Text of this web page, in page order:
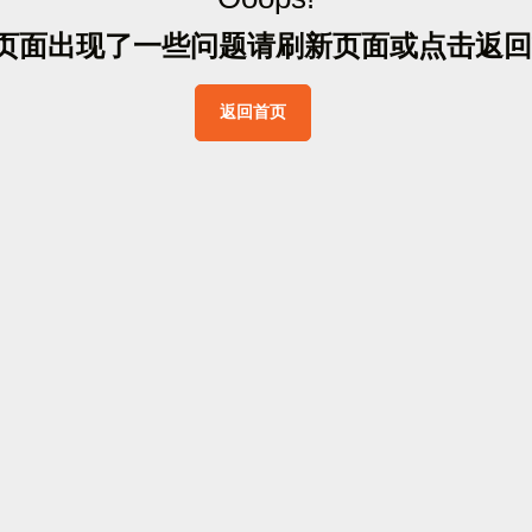
面出现了一些问题请刷新页面或点击返 回
返回首页